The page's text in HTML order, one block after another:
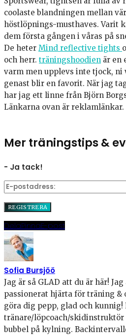
coolaste blandningen mellan
höstlöpnings-musthaves. Varit
dem första gången i våras på
De heter Mind reflective tights
och herr. träningshoodien är en
varm men upplevs inte tjock, ni
genast blir en favorit. När jag
har jag ett linne från Björn
Länkarna ovan är reklamlänkar.
Mer träningstips &
- Ja tack!
DelaPinnaE-post
Sofia Bursjöö
Jag är så GLAD att du är här!
passionerat hjärta för träning &
göra dig pepp, glad och kunnig!
tränare/löpcoach/
bubbel på kylning.